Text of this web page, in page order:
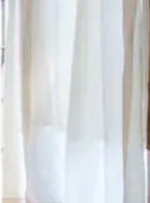
を確認することが